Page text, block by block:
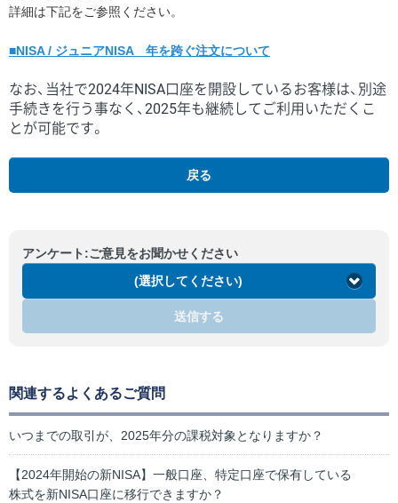
詳細は下記をご参照ください。
■NISA / ジュニアNISA 年を跨ぐ注文について
なお、当社で2024年NISA口座を開設しているお客様は、別途
手続きを行う事なく、2025年も継続してご利用いただくこ
とが可能です。
戻る
アンケート:ご意見をお聞かせください
(選択してください)
送信する
関連するよくあるご質問
いつまでの取引が、2025年分の課税対象となりますか？
【2024年開始の新NISA】一般口座、特定口座で保有している
株式を新NISA口座に移行できますか？